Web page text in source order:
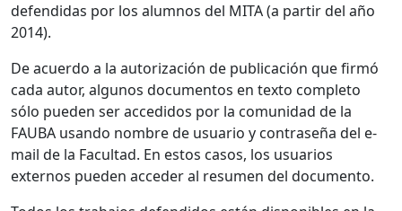
defendidas por los alumnos del MITA (a partir del año
2014).
De acuerdo a la autorización de publicación que firmó
cada autor, algunos documentos en texto completo
sólo pueden ser accedidos por la comunidad de la
FAUBA usando nombre de usuario y contraseña del e-
mail de la Facultad. En estos casos, los usuarios
externos pueden acceder al resumen del documento.